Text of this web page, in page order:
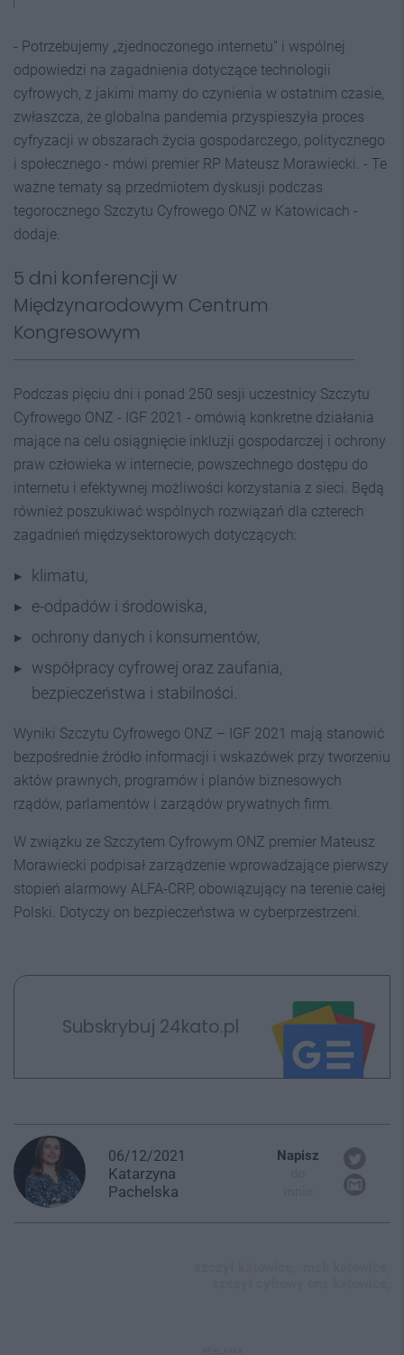
- Potrzebujemy „zjednoczonego internetu” i wspólnej
odpowiedzi na zagadnienia dotyczące technologii
cyfrowych, z jakimi mamy do czynienia w ostatnim czasie,
zwłaszcza, że globalna pandemia przyspieszyła proces
cyfryzacji w obszarach życia gospodarczego, politycznego
i społecznego - mówi premier RP Mateusz Morawiecki. - Te
ważne tematy są przedmiotem dyskusji podczas
tegorocznego Szczytu Cyfrowego ONZ w Katowicach -
dodaje.
5 dni konferencji w
Międzynarodowym Centrum
Kongresowym
Podczas pięciu dni i ponad 250 sesji uczestnicy Szczytu
Cyfrowego ONZ - IGF 2021 - omówią konkretne działania
mające na celu osiągnięcie inkluzji gospodarczej i ochrony
praw człowieka w internecie, powszechnego dostępu do
internetu i efektywnej możliwości korzystania z sieci. Będą
również poszukiwać wspólnych rozwiązań dla czterech
zagadnień międzysektorowych dotyczących:
klimatu,
e-odpadów i środowiska,
ochrony danych i konsumentów,
współpracy cyfrowej oraz zaufania,
bezpieczeństwa i stabilności.
Wyniki Szczytu Cyfrowego ONZ – IGF 2021 mają stanowić
bezpośrednie źródło informacji i wskazówek przy tworzeniu
aktów prawnych, programów i planów biznesowych
rządów, parlamentów i zarządów prywatnych firm.
W związku ze Szczytem Cyfrowym ONZ premier Mateusz
Morawiecki podpisał zarządzenie wprowadzające pierwszy
stopień alarmowy ALFA-CRP, obowiązujący na terenie całej
Polski. Dotyczy on bezpieczeństwa w cyberprzestrzeni.
Subskrybuj 24kato.pl
06/12/2021
Katarzyna
Pachelska
Napisz